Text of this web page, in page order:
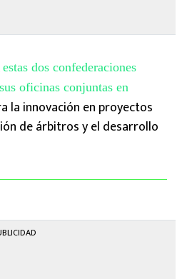
estas dos confederaciones
oficinas conjuntas en
la innovación en proyectos
de árbitros y el desarrollo